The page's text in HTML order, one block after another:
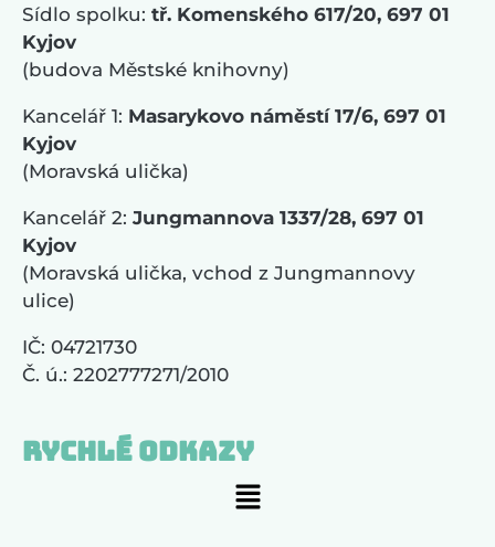
Sídlo spolku: tř. Komenského 617/20, 697 01
Kyjov
(budova Městské knihovny)
Kancelář 1: Masarykovo náměstí 17/6, 697 01
Kyjov
(Moravská ulička)
Kancelář 2: Jungmannova 1337/28, 697 01
Kyjov
(Moravská ulička, vchod z Jungmannovy
ulice)
IČ: 04721730
Č. ú.: 2202777271/2010
Rychlé odkazy